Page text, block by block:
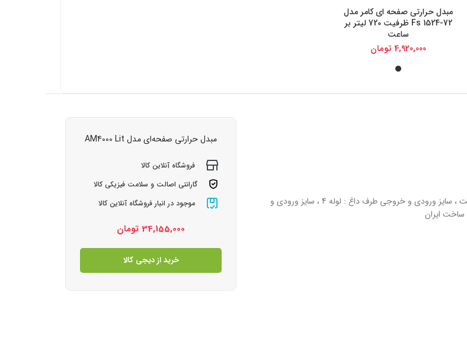
خرید از دیجی کالا
مبدل حرارتی صفحه ای کامر مدل
Fs 1524-72 ظرفیت 720 لیتر بر
ساعت
4,920,000 تومان
ظرفیت حرارتی: 200000 کیلوکالری بر ساعت ، دبی آب مصرفی : 4000 لیتر بر ساعت ، سایز ورودی و خروجی طرف داغ : لوله 4 ، سایز ورودی و
مبدل حرارتی صفحه‌ای مدل AM4000 Lit
فروشگاه آنلاین کالا
گارانتی اصالت و سلامت فیزیکی کالا
موجود در انبار فروشگاه آنلاین کالا
34,155,000 تومان
خرید از دیجی کالا